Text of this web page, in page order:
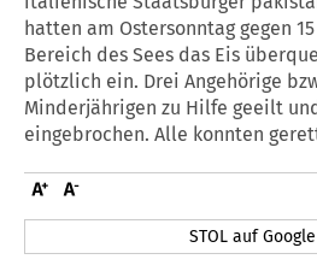
hatten am Ostersonntag gegen
Bereich des Sees das Eis
plötzlich ein. Drei Angehörige
Minderjährigen zu Hilfe geeilt
eingebrochen. Alle konnten
STOL auf